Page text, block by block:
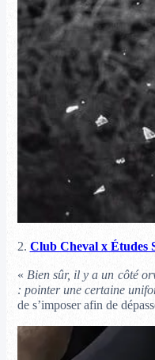
2. Club Cheval x Études
« Bien sûr, il y a un côté
: pointer une certaine
de s’imposer afin de